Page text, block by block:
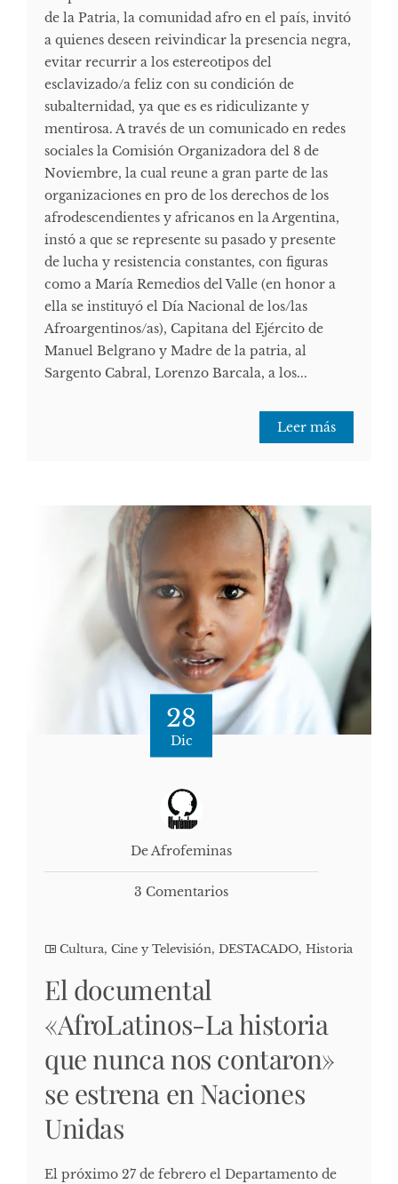
de la Patria, la comunidad afro en el país, invitó
a quienes deseen reivindicar la presencia negra,
evitar recurrir a los estereotipos del
esclavizado/a feliz con su condición de
subalternidad, ya que es es ridiculizante y
mentirosa. A través de un comunicado en redes
sociales la Comisión Organizadora del 8 de
Noviembre, la cual reune a gran parte de las
organizaciones en pro de los derechos de los
afrodescendientes y africanos en la Argentina,
instó a que se represente su pasado y presente
de lucha y resistencia constantes, con figuras
como a María Remedios del Valle (en honor a
ella se instituyó el Día Nacional de los/las
Afroargentinos/as), Capitana del Ejército de
Manuel Belgrano y Madre de la patria, al
Sargento Cabral, Lorenzo Barcala, a los...
Leer más
28
Dic
De Afrofeminas
3 Comentarios
Cultura, Cine y Televisión, DESTACADO, Historia
El documental
«AfroLatinos-La historia
que nunca nos contaron»
se estrena en Naciones
Unidas
El próximo 27 de febrero el Departamento de